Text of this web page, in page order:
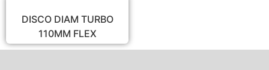
DISCO DIAM TURBO
110MM FLEX